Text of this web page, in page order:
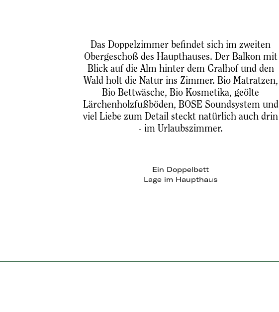
Das Doppelzimmer befindet sich im zweiten
Obergeschoß des Haupthauses. Der Balkon mit
Blick auf die Alm hinter dem Gralhof und den
Wald holt die Natur ins Zimmer. Bio Matratzen,
Bio Bettwäsche, Bio Kosmetika, geölte
Lärchenholzfußböden, BOSE Soundsystem und
viel Liebe zum Detail steckt natürlich auch drin
- im Urlaubszimmer.
Ein Doppelbett
Lage im Haupthaus